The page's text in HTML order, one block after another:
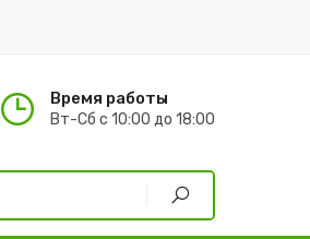
Время работы
Вт-Сб с 10:00 до 18:00